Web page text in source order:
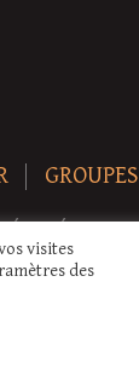
GROUPES
visites
des